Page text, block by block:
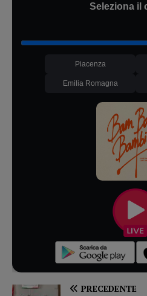
Seleziona il
Piacenza
Emilia Romagna
PRECEDENTE